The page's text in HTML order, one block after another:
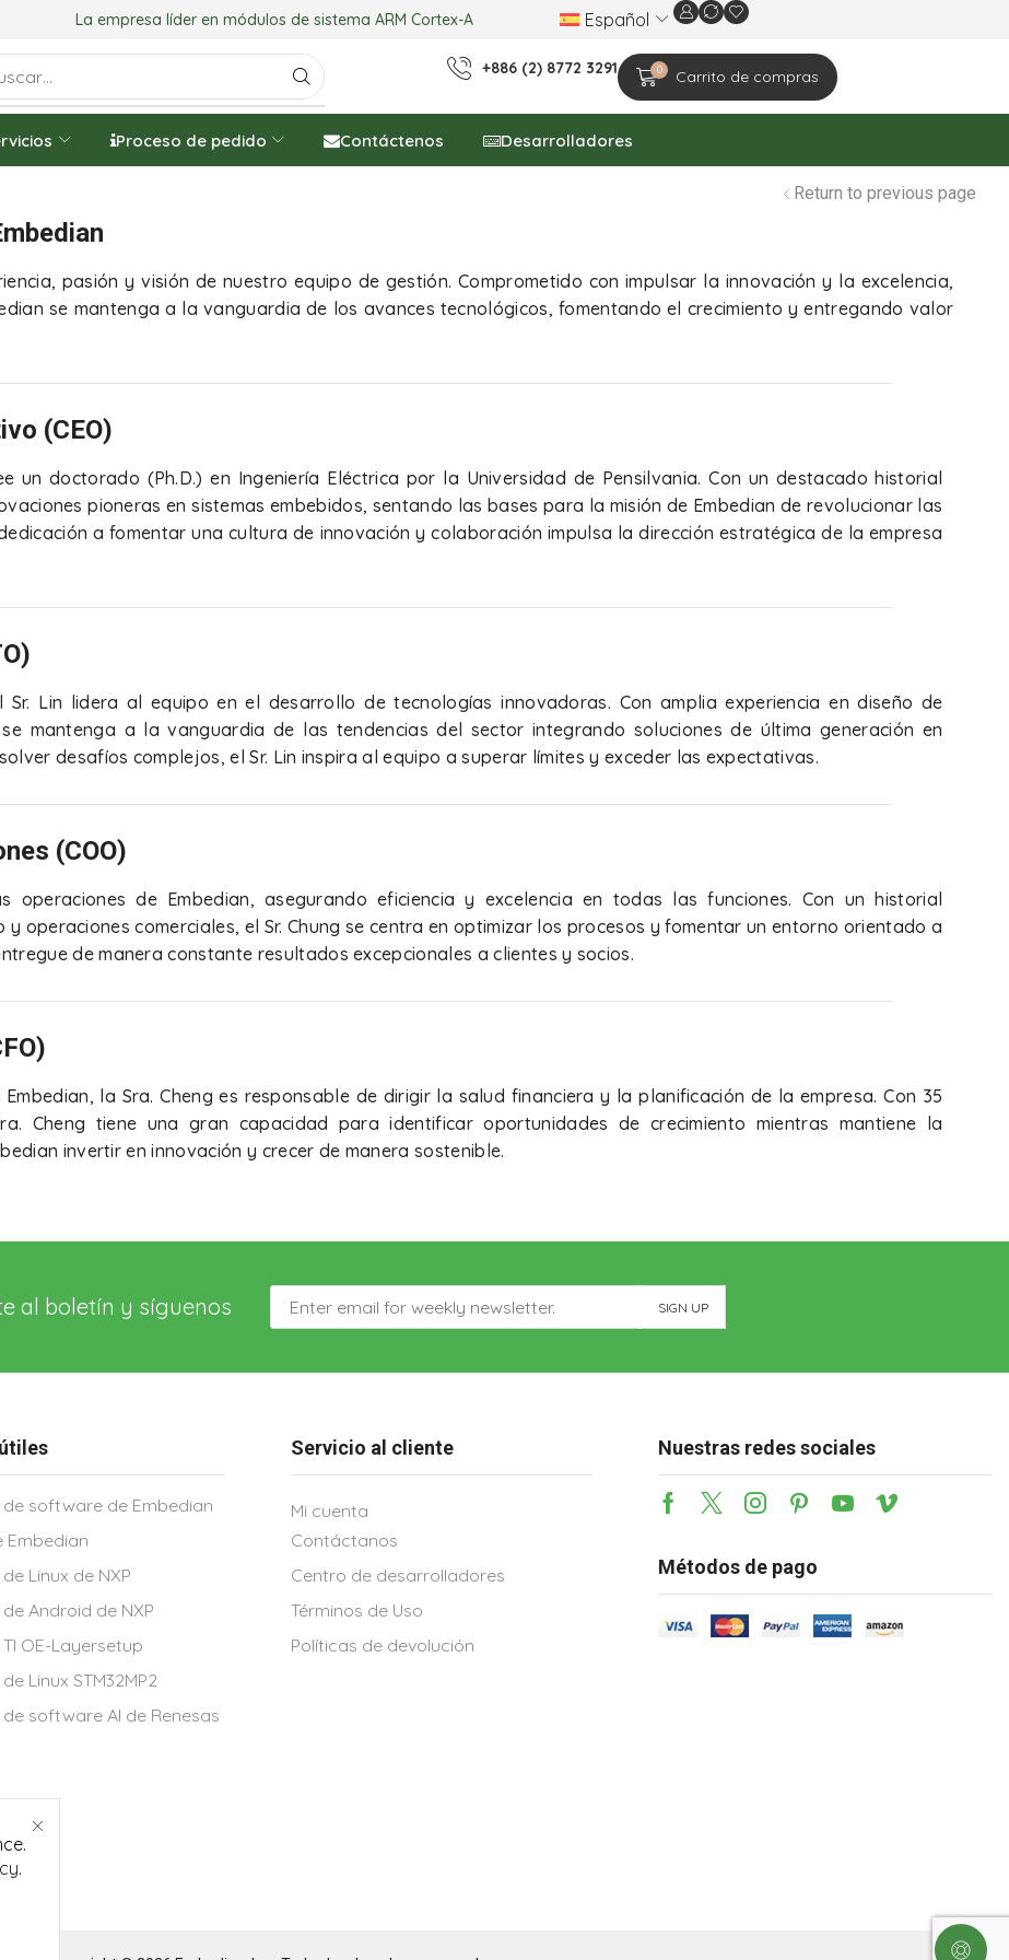
La empresa líder en módulos de sistema ARM Cortex-A Estamos celebrando el 20.º aniversario de la
Español
+886 (2) 8772 3291 0 Carrito de compras
Proceso de pedido Contáctenos Desarrolladores
Return to previous page
pasión y visión de nuestro equipo de gestión. Comprometido con impulsar la innovación y la excelencia,
se mantenga a la vanguardia de los avances tecnológicos, fomentando el crecimiento y entregando valor
(CEO)
un doctorado (Ph.D.) en Ingeniería Eléctrica por la Universidad de Pensilvania. Con un destacado historial
pioneras en sistemas embebidos, sentando las bases para la misión de Embedian de revolucionar las
a fomentar una cultura de innovación y colaboración impulsa la dirección estratégica de la empresa
Lin lidera al equipo en el desarrollo de tecnologías innovadoras. Con amplia experiencia en diseño de
mantenga a la vanguardia de las tendencias del sector integrando soluciones de última generación en
desafíos complejos, el Sr. Lin inspira al equipo a superar límites y exceder las expectativas.
(COO)
operaciones de Embedian, asegurando eficiencia y excelencia en todas las funciones. Con un historial
operaciones comerciales, el Sr. Chung se centra en optimizar los procesos y fomentar un entorno orientado a
de manera constante resultados excepcionales a clientes y socios.
la Sra. Cheng es responsable de dirigir la salud financiera y la planificación de la empresa. Con 35
Cheng tiene una gran capacidad para identificar oportunidades de crecimiento mientras mantiene la
invertir en innovación y crecer de manera sostenible.
.
al boletín y síguenos
de software de Embedian
Embedian
Linux de NXP
Android de NXP
OE-Layersetup
Linux STM32MP2
software AI de Renesas
Servicio al cliente
Mi cuenta
Contáctanos
Centro de desarrolladores
Términos de Uso
Políticas de devolución
Nuestras redes sociales
Métodos de pago